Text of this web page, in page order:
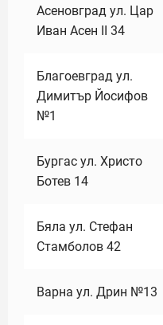
Асеновград ул. Цар
Иван Асен II 34
Благоевград ул.
Димитър Йосифов
№1
Бургас ул. Христо
Ботев 14
Бяла ул. Стефан
Стамболов 42
Варна ул. Дрин №13